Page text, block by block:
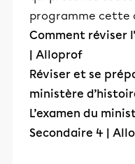
programme cette
Comment réviser
| Alloprof
Réviser et se
ministère
L’examen du
Secondaire 4 |